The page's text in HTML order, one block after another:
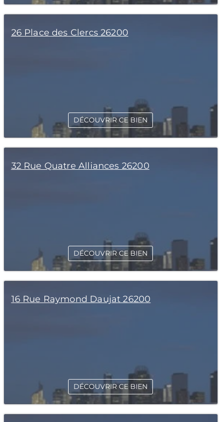
26 Place des Clercs 26200
DÉCOUVRIR CE BIEN
32 Rue Quatre Alliances 26200
DÉCOUVRIR CE BIEN
16 Rue Raymond Daujat 26200
DÉCOUVRIR CE BIEN